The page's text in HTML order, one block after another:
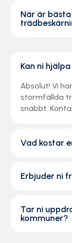
När är
Kan ni
Absolut! Vi
stormfällda
snabbt.
Vad kostar
Erbjuder ni
Tar ni
kommuner?